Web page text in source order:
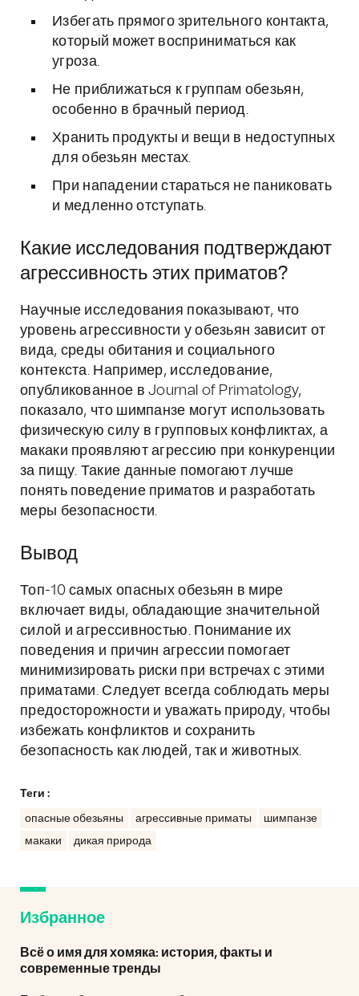
Избегать прямого зрительного контакта,
который может восприниматься как
угроза.
Не приближаться к группам обезьян,
особенно в брачный период.
Хранить продукты и вещи в недоступных
для обезьян местах.
При нападении стараться не паниковать
и медленно отступать.
Какие исследования подтверждают
агрессивность этих приматов?
Научные исследования показывают, что
уровень агрессивности у обезьян зависит от
вида, среды обитания и социального
контекста. Например, исследование,
опубликованное в Journal of Primatology,
показало, что шимпанзе могут использовать
физическую силу в групповых конфликтах, а
макаки проявляют агрессию при конкуренции
за пищу. Такие данные помогают лучше
понять поведение приматов и разработать
меры безопасности.
Вывод
Топ-10 самых опасных обезьян в мире
включает виды, обладающие значительной
силой и агрессивностью. Понимание их
поведения и причин агрессии помогает
минимизировать риски при встречах с этими
приматами. Следует всегда соблюдать меры
предосторожности и уважать природу, чтобы
избежать конфликтов и сохранить
безопасность как людей, так и животных.
Теги :
опасные обезьяны агрессивные приматы
шимпанзе
макаки
дикая природа
Избранное
Всё о имя для хомяка: история, факты и
современные тренды